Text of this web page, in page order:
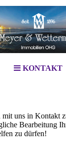
KONTAKT
mit uns in Kontakt
Bearbeitung
zu dürfen!